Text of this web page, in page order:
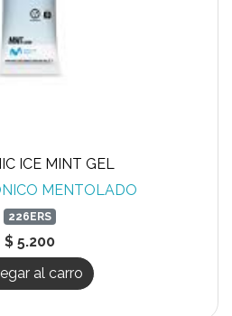
ICE MINT GEL
MENTOLADO
226ERS
$ 5.200
al carro